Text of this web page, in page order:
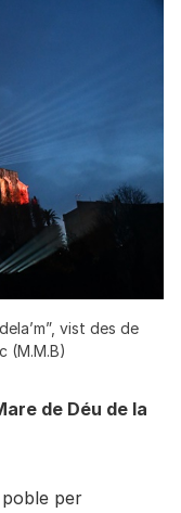
vist des de
(M.M.B)
de Déu de la
poble per